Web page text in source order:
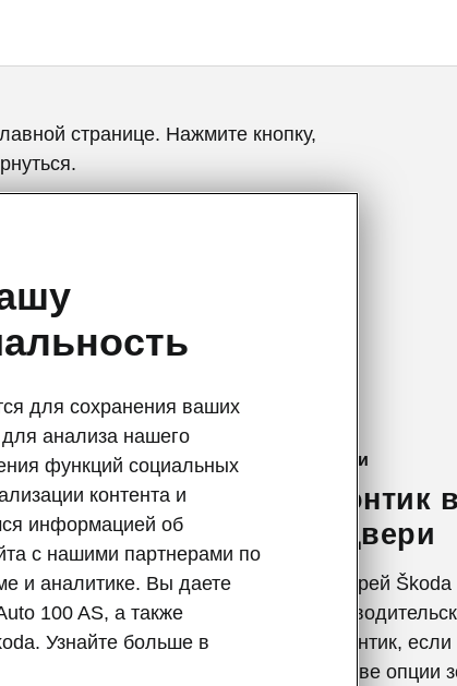
странице. Нажмите кнопку,
Škoda Enyaq: умные детали
Экологичный зонтик в
водительской двери
В каждой из передних дверей Škoda
держатель для зонта, и в
находится экологичный зонтик,
под дождь. Также в качестве опции
для сохранения ваших
анализа нашего
функций социальных
контента и
информацией об
с нашими партнерами по
и аналитике. Вы даете
100 AS, а также
Узнайте больше в